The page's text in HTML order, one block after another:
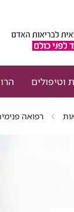
וטיפולים
רפואה